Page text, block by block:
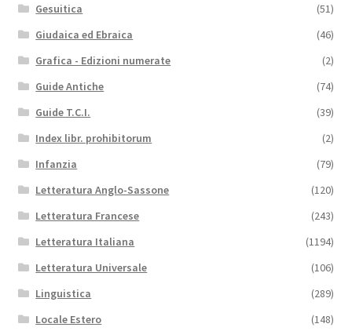
Gesuitica
(51)
Giudaica ed Ebraica
(46)
Grafica - Edizioni numerate
(2)
Guide Antiche
(74)
Guide T.C.I.
(39)
Index libr. prohibitorum
(2)
Infanzia
(79)
Letteratura Anglo-Sassone
(120)
Letteratura Francese
(243)
Letteratura Italiana
(1194)
Letteratura Universale
(106)
Linguistica
(289)
Locale Estero
(148)